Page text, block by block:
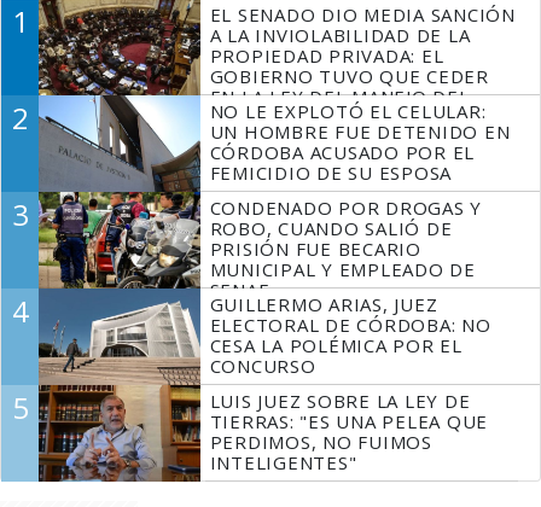
1
EL SENADO DIO MEDIA SANCIÓN
A LA INVIOLABILIDAD DE LA
PROPIEDAD PRIVADA: EL
GOBIERNO TUVO QUE CEDER
EN LA LEY DEL MANEJO DEL
FUEGO
2
NO LE EXPLOTÓ EL CELULAR:
UN HOMBRE FUE DETENIDO EN
CÓRDOBA ACUSADO POR EL
FEMICIDIO DE SU ESPOSA
3
CONDENADO POR DROGAS Y
ROBO, CUANDO SALIÓ DE
PRISIÓN FUE BECARIO
MUNICIPAL Y EMPLEADO DE
SENAF
4
GUILLERMO ARIAS, JUEZ
ELECTORAL DE CÓRDOBA: NO
CESA LA POLÉMICA POR EL
CONCURSO
5
LUIS JUEZ SOBRE LA LEY DE
TIERRAS: "ES UNA PELEA QUE
PERDIMOS, NO FUIMOS
INTELIGENTES"